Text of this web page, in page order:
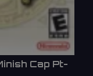
Cap Pt-